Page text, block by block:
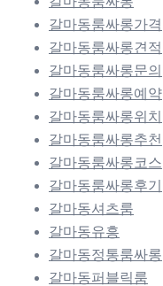
갈마동룸싸롱가격
갈마동룸싸롱견적
갈마동룸싸롱문의
갈마동룸싸롱예약
갈마동룸싸롱위치
갈마동룸싸롱추천
갈마동룸싸롱코스
갈마동룸싸롱후기
갈마동셔츠룸
갈마동유흥
갈마동정통룸싸롱
갈마동퍼블릭룸